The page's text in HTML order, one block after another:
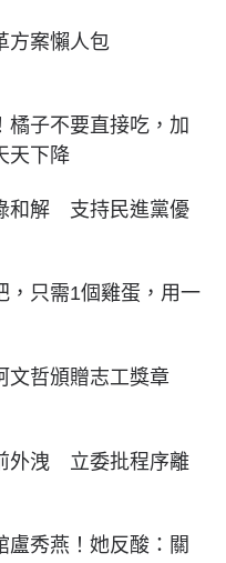
方案懶人包
橘子不要直接吃，加
天下降
和解 支持民進黨優
，只需1個雞蛋，用一
哲頒贈志工獎章
外洩 立委批程序離
盧秀燕！她反酸：關